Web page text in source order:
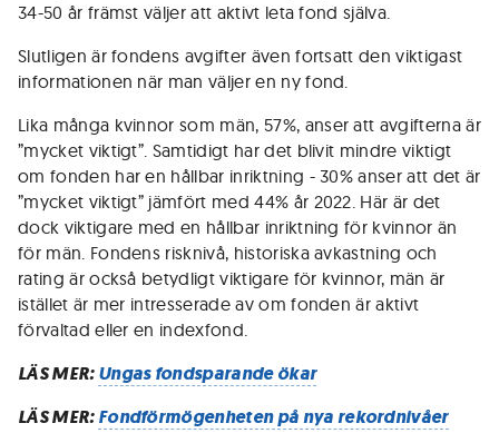
34-50 år främst väljer att aktivt leta fond själva.
Slutligen är fondens avgifter även fortsatt den viktigast
informationen när man väljer en ny fond.
Lika många kvinnor som män, 57%, anser att avgifterna är
”mycket viktigt”. Samtidigt har det blivit mindre viktigt
om fonden har en hållbar inriktning - 30% anser att det är
”mycket viktigt” jämfört med 44% år 2022. Här är det
dock viktigare med en hållbar inriktning för kvinnor än
för män. Fondens risknivå, historiska avkastning och
rating är också betydligt viktigare för kvinnor, män är
istället är mer intresserade av om fonden är aktivt
förvaltad eller en indexfond.
LÄS MER:Ungas fondsparande ökar
LÄS MER:Fondförmögenheten på nya rekordnivåer